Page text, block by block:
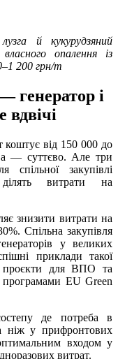
й кукурудзяний
опалення із
200 грн/т
генератор і
від 150 000 до
— суттєво. Але три
закупівлі
витрати на
знизити витрати на
Спільна закупівля
у великих
приклади такої
проєкти для ВПО та
програмами EU Green
де потреба в
ніж у прифронтових
входом у
витрат.